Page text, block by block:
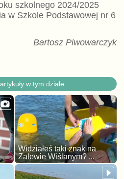
szkolnego 2024/2025
w Szkole Podstawowej nr 6
Bartosz Piwowarczyk
w tym dziale
Widziałeś taki znak na
Zalewie Wiślanym? ...